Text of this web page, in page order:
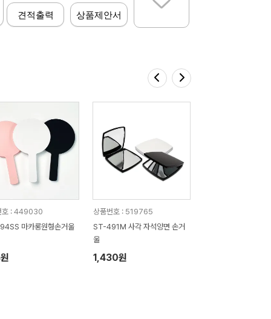
견적출력 상품제안서
호 : 449030
마카롱원형손거울
상품번호 : 519765
ST-491M 사각 자석양면 손거
울
1,430원